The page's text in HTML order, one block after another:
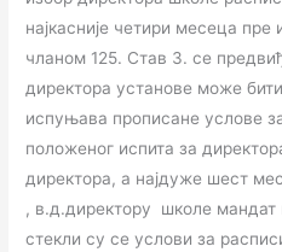
најкасније четири месеца
чланом 125. Став 3. се
директора установе може
испуњава прописане услове
положеног испита за
директора, а најдуже шест
, в.д.директору школе мандат
стекли су се услови за